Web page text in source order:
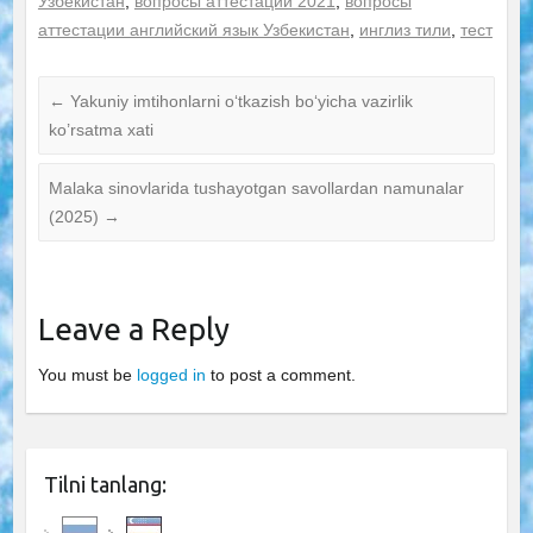
аттестации английский язык Узбекистан
инглиз тили тест
← Yakuniy imtihonlarni o‘tkazish bo‘yicha vazirlik
ko’rsatma xati
Malaka sinovlarida tushayotgan savollardan namunalar
(2025) →
Leave a Reply
You must be logged in to post a comment.
Tilni tanlang: